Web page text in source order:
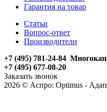
Гарантия на товар
Статьи
Вопрос-ответ
Производители
+7 (495) 781-24-84
+7 (495) 677-08-20
Заказать звонок
2026 © Аспро: Optimus -